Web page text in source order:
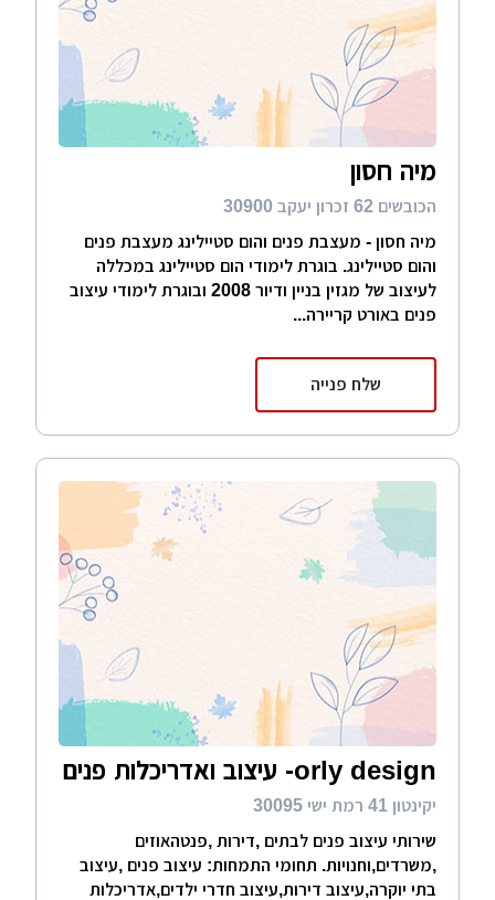
מיה חסון
הכובשים 62 זכרון יעקב 30900
מיה חסון - מעצבת פנים והום סטיילינג מעצבת פנים
והום סטיילינג. בוגרת לימודי הום סטיילינג במכללה
לעיצוב של מגזין בניין ודיור 2008 ובוגרת לימודי עיצוב
פנים באורט קריירה...
שלח פנייה
orly design- עיצוב ואדריכלות פנים
יקינטון 41 רמת ישי 30095
שירותי עיצוב פנים לבתים ,דירות ,פנטהאוזים
,משרדים,וחנויות. תחומי התמחות: עיצוב פנים ,עיצוב
בתי יוקרה,עיצוב דירות,עיצוב חדרי ילדים,אדריכלות